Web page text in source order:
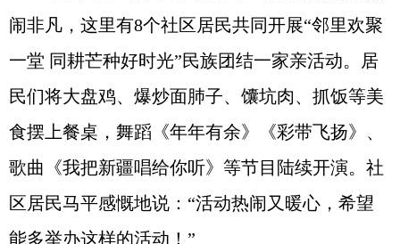
闹非凡，这里有8个社区居民共同开展“邻里欢聚
一堂 同耕芒种好时光”民族团结一家亲活动。居
民们将大盘鸡、爆炒面肺子、馕坑肉、抓饭等美
食摆上餐桌，舞蹈《年年有余》《彩带飞扬》、
歌曲《我把新疆唱给你听》等节目陆续开演。社
区居民马平感慨地说：“活动热闹又暖心，希望
能多举办这样的活动！”